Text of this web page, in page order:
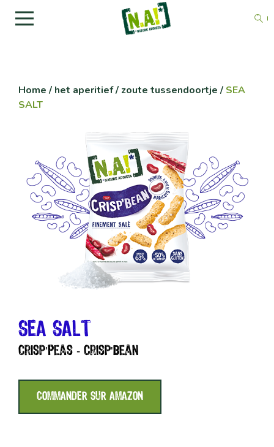
Home / het aperitief / zoute tussendoortje / SEA
SALT
Crisp'Peas - Crisp'Bean
SEA SALT
COMMANDER SUR AMAZON